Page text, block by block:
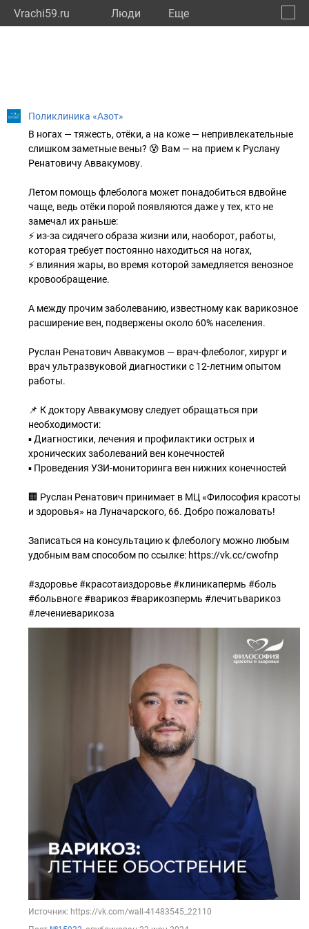
Vrachi59.ru Люди Eще
Поликлиника «Азот»
В ногах — тяжесть, отёки, а на коже — непривлекательные
слишком заметные вены? 😰 Вам — на прием к Руслану
Ренатовичу Аввакумову.
Летом помощь флеболога может понадобиться вдвойне
чаще, ведь отёки порой появляются даже у тех, кто не
замечал их раньше:
⚡ из-за сидячего образа жизни или, наоборот, работы,
которая требует постоянно находиться на ногах,
⚡ влияния жары, во время которой замедляется венозное
кровообращение.
А между прочим заболеванию, известному как варикозное
расширение вен, подвержены около 60% населения.
Руслан Ренатович Аввакумов — врач-флеболог, хирург и
врач ультразвуковой диагностики с 12-летним опытом
работы.
📌 К доктору Аввакумову следует обращаться при
необходимости:
▪ Диагностики, лечения и профилактики острых и
хронических заболеваний вен конечностей
▪ Проведения УЗИ-мониторинга вен нижних конечностей
🏢 Руслан Ренатович принимает в МЦ «Философия красоты
и здоровья» на Луначарского, 66. Добро пожаловать!
Записаться на консультацию к флебологу можно любым
удобным вам способом по ссылке: https://vk.cc/cwofnp
#здоровье #красотаиздоровье #клиникапермь #боль
#больвноге #варикоз #варикозпермь #лечитьварикоз
#лечениеварикоза
Источник: https://vk.com/wall-41483545_22110